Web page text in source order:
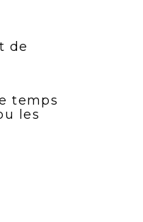
de
temps
les